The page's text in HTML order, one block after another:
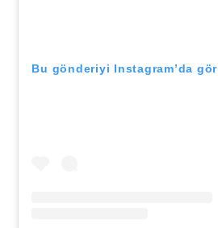
Bu gönderiyi Instagram’da gör